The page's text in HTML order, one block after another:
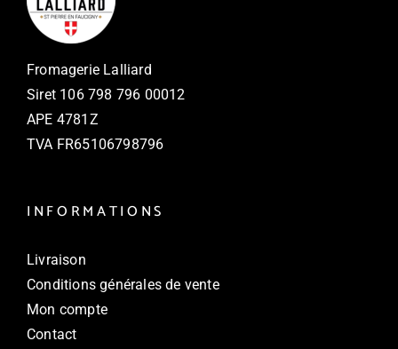
Fromagerie Lalliard
Siret 106 798 796 00012
APE 4781Z
TVA FR65106798796
INFORMATIONS
Livraison
Conditions générales de vente
Mon compte
Contact